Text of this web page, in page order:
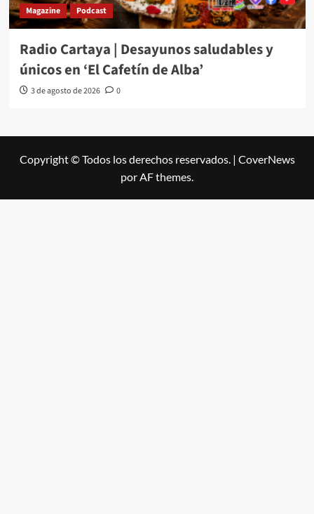
Magazine Podcast
Radio Cartaya | Desayunos saludables y
únicos en ‘El Cafetín de Alba’
3 de agosto de 2026 0
Copyright © Todos los derechos reservados. | CoverNews
por AF themes.